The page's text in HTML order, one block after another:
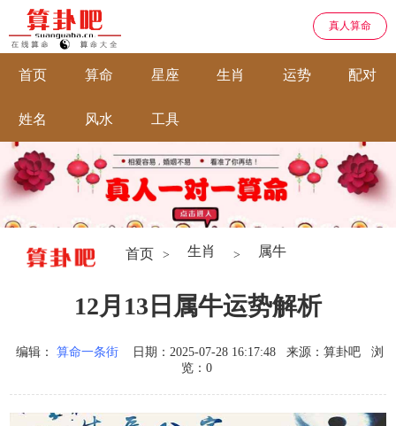
真人算命
首页 算命 星座 生肖 运势 配对
姓名 风水 工具
首页 > 生肖 > 属牛
12月13日属牛运势解析
编辑： 算命一条街 日期：2025-07-28 16:17:48 来源：算卦吧
浏
览：0